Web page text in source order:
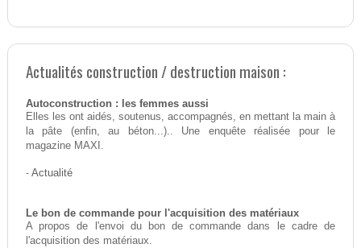
Actualités construction / destruction maison :
Autoconstruction : les femmes aussi
Elles les ont aidés, soutenus, accompagnés, en mettant la main à
la pâte (enfin, au béton...).. Une enquête réalisée pour le
magazine MAXI.
- Actualité
Le bon de commande pour l'acquisition des matériaux
A propos de l'envoi du bon de commande dans le cadre de
l'acquisition des matériaux.